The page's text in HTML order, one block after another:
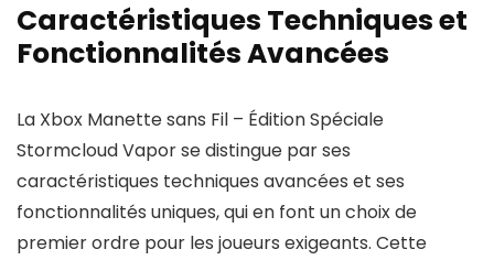
Caractéristiques Techniques et
Fonctionnalités Avancées
La Xbox Manette sans Fil – Édition Spéciale
Stormcloud Vapor se distingue par ses
caractéristiques techniques avancées et ses
fonctionnalités uniques, qui en font un choix de
premier ordre pour les joueurs exigeants. Cette